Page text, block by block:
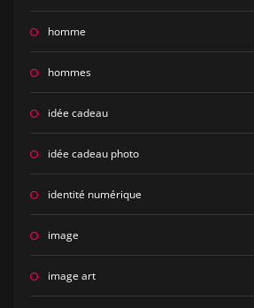
homme
hommes
idée cadeau
idée cadeau photo
identité numérique
image
image art